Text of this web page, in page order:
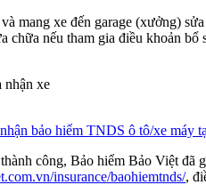
mang xe đến garage (xưởng)
chữa nếu tham gia điều khoản
nhận xe
bảo hiểm TNDS ô tô/xe máy
công, Bảo hiểm Bảo Việt
insurance/baohiemtnds/,